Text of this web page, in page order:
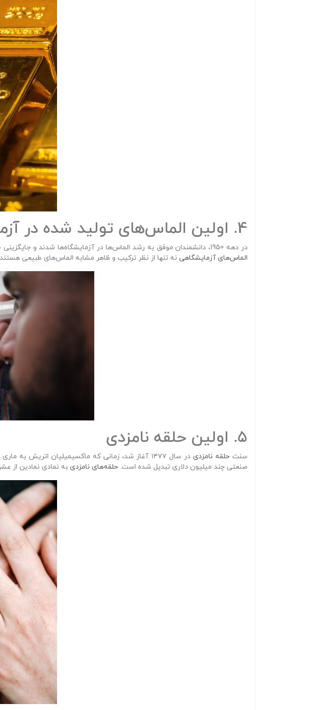
4. اولین الماس‌های تولید شده در آزمایشگاه
در دهه 1950، دانشمندان موفق به رشد الماس‌ها در آزمایشگاه‌ها شدند و جایگزینی سازگار با محیط زیست، ارزان‌تر و سریع‌تر برای الماس‌های استخراج‌شده از معادن ارائه کردند. این
الماس‌های آزمایشگاهی نه تنها از نظر ترکیب و ظاهر مشابه الماس‌های طبیعی
5. اولین حلقه نامزدی
سنتحلقه نامزدی در سال ۱۴۷۷ آغاز شد، زمانی که ماکسیمیلیان اتریش به ماری بورگوندی
صنعتی چند میلیون دلاری تبدیل شده است. حلقه‌های نامزدی به نمادی نمادین از